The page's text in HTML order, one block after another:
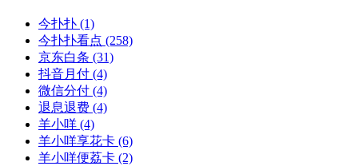
今扑扑 (1)
今扑扑看点 (258)
京东白条 (31)
抖音月付 (4)
微信分付 (4)
退息退费 (4)
羊小咩 (4)
羊小咩享花卡 (6)
羊小咩便荔卡 (2)